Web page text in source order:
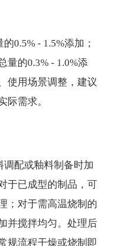
的0.5% - 1.5%添加；
量的0.3% - 1.0%添
使用场景调整，建议
际需求。
配或釉料制备时加
于已成型的制品，可
；对于需高温烧制的
并搅拌均匀。处理后
规流程干燥或烧制即